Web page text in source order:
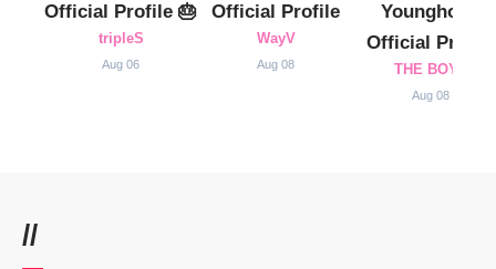
Official Profile 🎂
tripleS
Aug 06
Official Profile
WayV
Aug 08
Younghoon
Official Profile
THE BOYZ
Aug 08
//